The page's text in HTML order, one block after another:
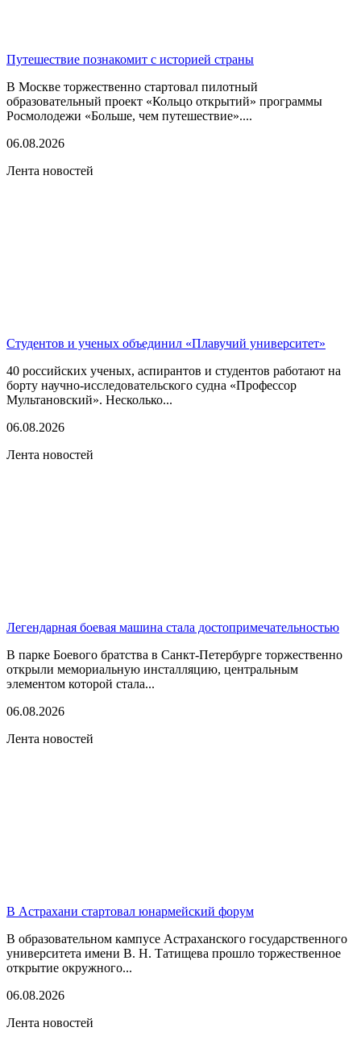
Путешествие познакомит с историей страны
В Москве торжественно стартовал пилотный
образовательный проект «Кольцо открытий» программы
Росмолодежи «Больше, чем путешествие»....
06.08.2026
Лента новостей
Студентов и ученых объединил «Плавучий университет»
40 российских ученых, аспирантов и студентов работают на
борту научно-исследовательского судна «Профессор
Мультановский». Несколько...
06.08.2026
Лента новостей
Легендарная боевая машина стала достопримечательностью
В парке Боевого братства в Санкт-Петербурге торжественно
открыли мемориальную инсталляцию, центральным
элементом которой стала...
06.08.2026
Лента новостей
В Астрахани стартовал юнармейский форум
В образовательном кампусе Астраханского государственного
университета имени В. Н. Татищева прошло торжественное
открытие окружного...
06.08.2026
Лента новостей